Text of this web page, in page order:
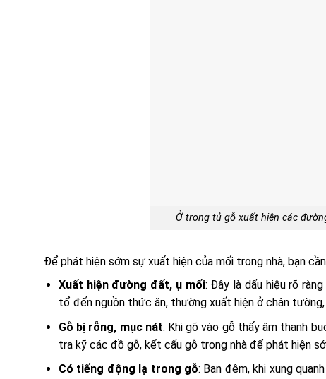
Ở trong tủ gỗ xuất hiện các
Để phát hiện sớm sự xuất hiện của mối trong nhà, bạn
Xuất hiện đường đất, ụ mối: Đây là dấu hiệu rõ
tổ đến nguồn thức ăn, thường xuất hiện ở chân
Gỗ bị rỗng, mục nát: Khi gõ vào gỗ thấy âm thanh
tra kỹ các đồ gỗ, kết cấu gỗ trong nhà để phát hiện
Có tiếng động lạ trong gỗ: Ban đêm, khi xung